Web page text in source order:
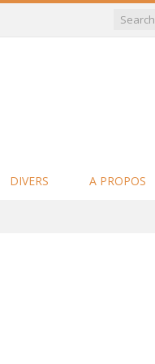
DIVERS A PROPOS